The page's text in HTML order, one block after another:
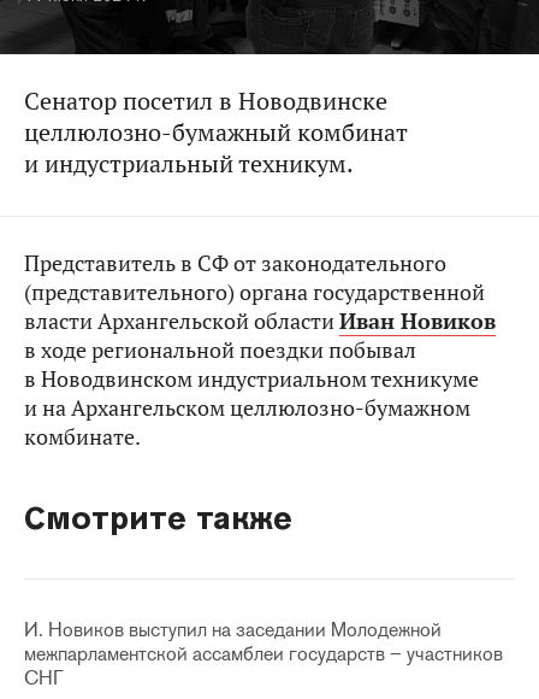
Сенатор посетил в Новодвинске
целлюлозно-бумажный комбинат
и индустриальный техникум.
Представитель в СФ от законодательного
(представительного) органа государственной
власти Архангельской областиИван Новиков
в ходе региональной поездки побывал
в Новодвинском индустриальном техникуме
и на Архангельском целлюлозно-бумажном
комбинате.
Смотрите также
И. Новиков выступил на заседании Молодежной
межпарламентской ассамблеи государств – участников
СНГ